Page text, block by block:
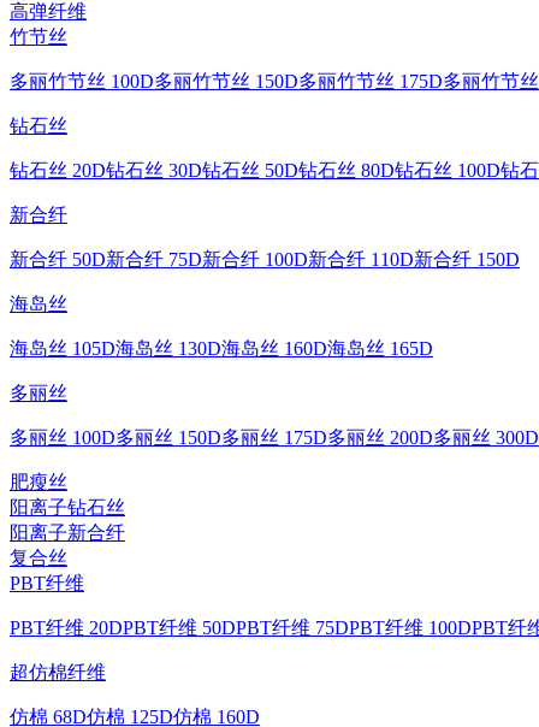
高弹纤维
竹节丝
多丽竹节丝 100D多丽竹节丝 150D多丽竹节丝 175D多丽竹节
钻石丝
钻石丝 20D钻石丝 30D钻石丝 50D钻石丝 80D钻石丝 100D钻
新合纤
新合纤 50D新合纤 75D新合纤 100D新合纤 110D新合纤 150D
海岛丝
海岛丝 105D海岛丝 130D海岛丝 160D海岛丝 165D
多丽丝
多丽丝 100D多丽丝 150D多丽丝 175D多丽丝 200D多丽丝 300D
肥瘦丝
阳离子钻石丝
阳离子新合纤
复合丝
PBT纤维
PBT纤维 20DPBT纤维 50DPBT纤维 75DPBT纤维 100DPBT纤
超仿棉纤维
仿棉 68D仿棉 125D仿棉 160D